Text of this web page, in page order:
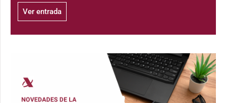
Ver entrada